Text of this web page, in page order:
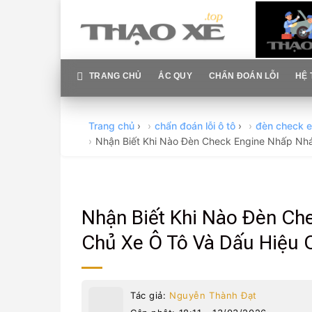
content
TRANG CHỦ ẮC QUY CHẨN ĐOÁN LỖI HỆ
Trang chủ › chẩn đoán lỗi ô tô ›
đèn check
Nhận Biết Khi Nào Đèn Check Engine Nhấp
Nhận Biết Khi Nào Đèn
Chủ Xe Ô Tô Và Dấu Hiệu
Tác giả: Nguyễn Thành Đạt